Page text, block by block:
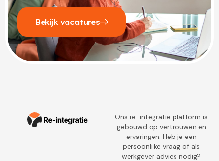
Bekijk vacatures
Ons re-integratie platform is
gebouwd op vertrouwen en
ervaringen. Heb je een
persoonlijke vraag of als
werkgever advies nodig?